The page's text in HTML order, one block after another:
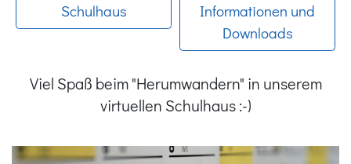
Schulhaus
Informationen und
Downloads
Viel Spaß beim "Herumwandern" in unserem
virtuellen Schulhaus :-)